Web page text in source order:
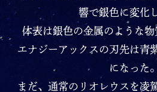
響で銀色に変化
体表は銀色の金属のような物
エナジーアックスの刃先は青
になった。
まだ、通常のリオレウスを凌